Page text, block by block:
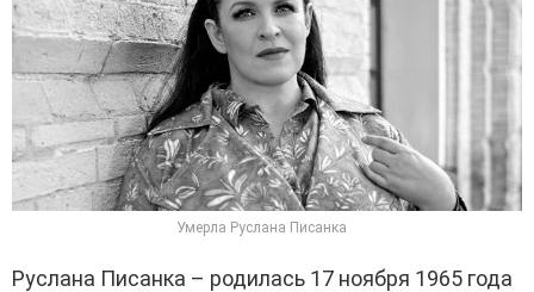
Умерла Руслана Писанка
Руслана Писанка – родилась 17 ноября 1965 года